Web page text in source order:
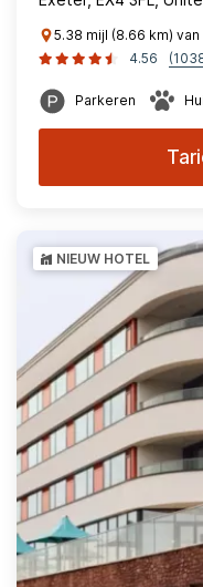
5.38 mijl (8.66 km)
4.56
Parkeren
NIEUW HOTEL